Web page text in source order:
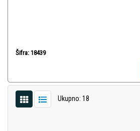
Šifra: 18439
Ukupno: 18